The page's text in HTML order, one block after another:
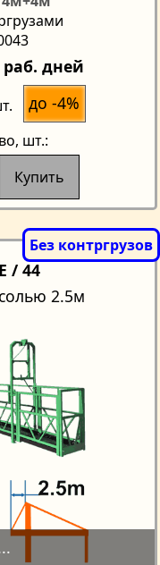
раб. дней
до -4%
, шт.:
Купить
/ 44
2.5м